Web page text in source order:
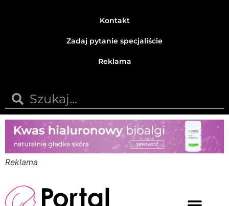
Kontakt
Zadaj pytanie specjaliście
Reklama
Reklama